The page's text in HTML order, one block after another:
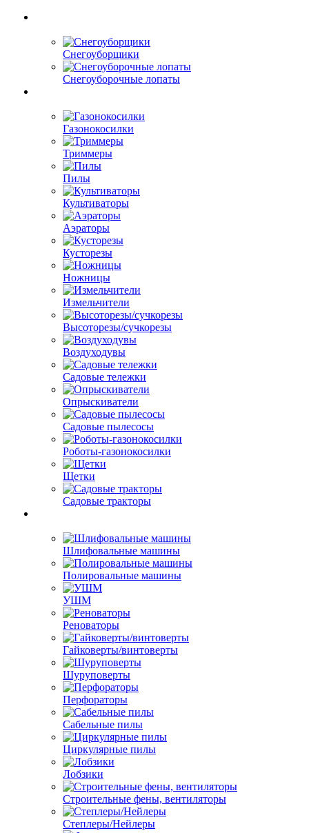
Снегоуборщики
Снегоуборочные лопаты
Газонокосилки
Триммеры
Пилы
Культиваторы
Аэраторы
Кусторезы
Ножницы
Измельчители
Высоторезы/сучкорезы
Воздуходувы
Садовые тележки
Опрыскиватели
Садовые пылесосы
Роботы-газонокосилки
Щетки
Садовые тракторы
Шлифовальные машины
Полировальные машины
УШМ
Реноваторы
Гайковерты/винтоверты
Шуруповерты
Перфораторы
Сабельные пилы
Циркулярные пилы
Лобзики
Строительные фены, вентиляторы
Степлеры/Нейлеры